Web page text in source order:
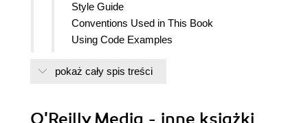
Style Guide
Conventions Used in This Book
Using Code Examples
How to Contact Us
pokaż cały spis treści